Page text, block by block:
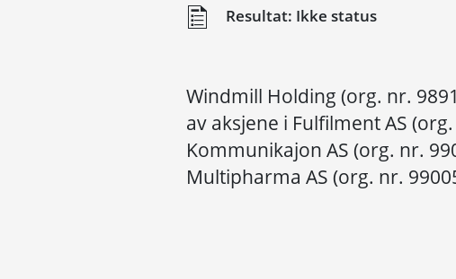
Resultat: Ikke status
Windmill Holding (org. nr.
av aksjene i Fulfilment AS
Kommunikajon AS (org. nr.
Multipharma AS (org. nr.